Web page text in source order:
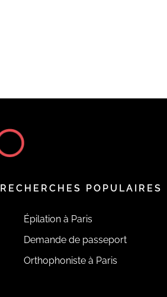
RECHERCHES POPULAIRES
Épilation à Paris
Demande de passeport
Orthophoniste à Paris